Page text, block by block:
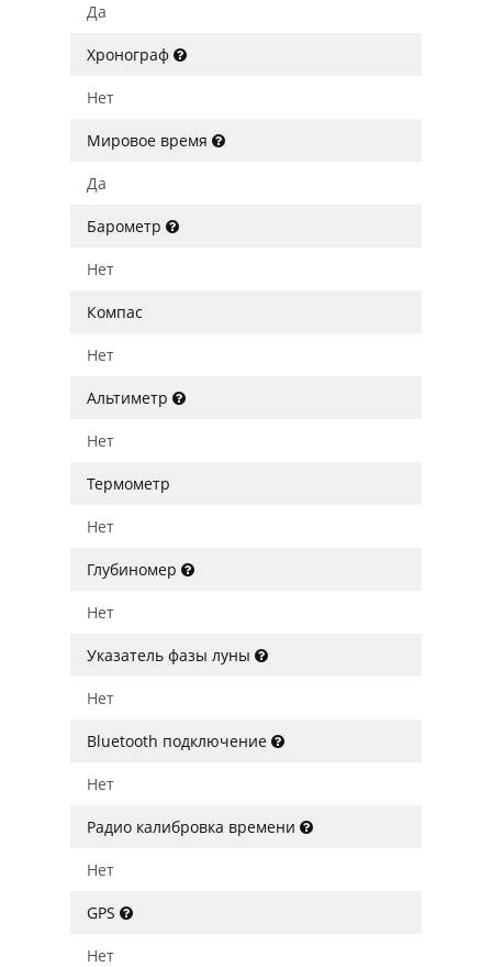
Да
Хронограф
Нет
Мировое время
Да
Барометр
Нет
Компас
Нет
Альтиметр
Нет
Термометр
Нет
Глубиномер
Нет
Указатель фазы луны
Нет
Bluetooth подключение
Нет
Радио калибровка времени
Нет
GPS
Нет